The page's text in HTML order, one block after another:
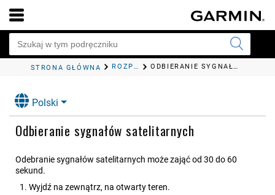
STRONA GŁÓWNA ROZPOCZĘCIE PRACY Z URZĄDZENIEM ODBIERANIE SYGNAŁÓW SATELITARNYCH
Polski
Odbieranie sygnałów satelitarnych
Odebranie sygnałów satelitarnych może zająć od 30 do 60
sekund.
Wyjdź na zewnątrz, na otwarty teren.